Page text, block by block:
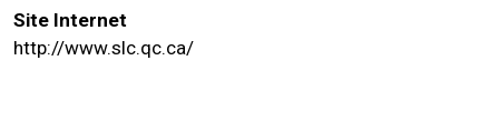
Site Internet
http://www.slc.qc.ca/